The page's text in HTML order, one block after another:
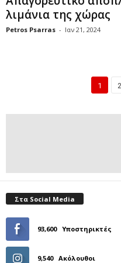
λιμάνια της χώρας
Petros Psarras - Ιαν 21, 2024
1 2
Στα Social Media
93,600 Υποστηρικτές
9,540 Ακόλουθοι